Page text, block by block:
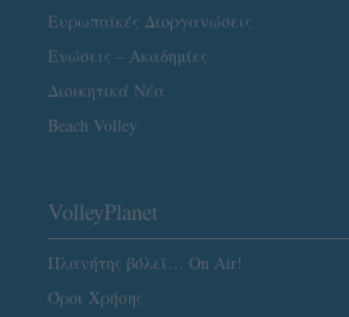
Ευρωπαϊκές Διοργανώσεις
Ενώσεις – Ακαδημίες
Διοικητικά Νέα
Beach Volley
VolleyPlanet
Πλανήτης βόλεϊ… On Air!
Όροι Χρήσης